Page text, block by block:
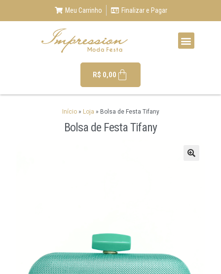
Meu Carrinho Finalizar e Pagar
R$ 0,00
Início» Loja » Bolsa de Festa Tifany
Bolsa de Festa Tifany